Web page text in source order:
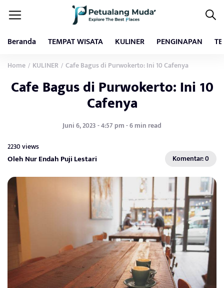
Beranda TEMPAT WISATA KULINER PENGINAPAN
Home / KULINER / Cafe Bagus di Purwokerto: Ini 10 Cafenya
Cafe Bagus di Purwokerto: Ini 10
Cafenya
Juni 6, 2023 - 4:57 pm - 6 min read
2230 views
Oleh Nur Endah Puji Lestari Komentar: 0